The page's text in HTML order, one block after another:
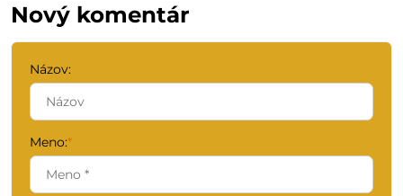
Nový komentár
Názov:
Meno:*